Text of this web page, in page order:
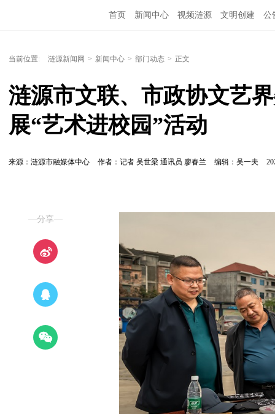
首页 新闻中心 视频涟源 文明创建 公
当前位置: 涟源新闻网 > 新闻中心 > 部门动态 > 正文
涟源市文联、市政协文艺
展“艺术进校园”活动
来源：涟源市融媒体中心 作者：记者 吴世梁 通讯员 廖春兰 编辑：吴一夫
—分享—